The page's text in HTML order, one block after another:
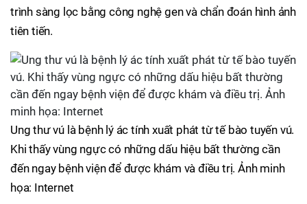
trình sàng lọc bằng công nghệ gen và chẩn đoán hình ảnh
tiên tiến.
Ung thư vú là bệnh lý ác tính xuất phát từ tế bào tuyến vú.
Khi thấy vùng ngực có những dấu hiệu bất thường cần
đến ngay bệnh viện để được khám và điều trị. Ảnh minh
họa: Internet